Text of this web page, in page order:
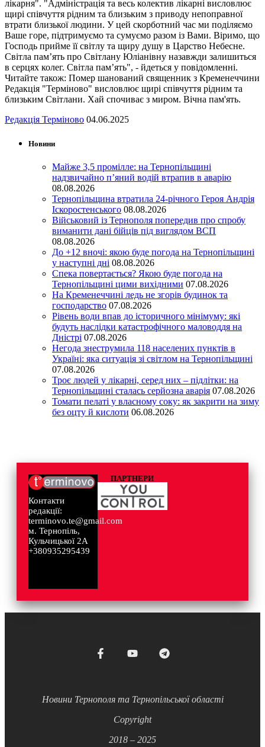
лікарня". "Адміністрація та весь колектив лікарні висловлює
щирі співчуття рідним та близьким з приводу непоправної
втрати близької людини. У цей скорботний час ми поділяємо
Ваше горе, підтримуємо та сумуємо разом із Вами. Віримо, що
Господь прийме її світлу та щиру душу в Царство Небесне.
Світла пам’ять про Світлану Юліанівну назавжди залишиться
в серцях колег. Світла пам’ять", - йдеться у повідомленні.
Читайте також: Помер шанований священник з Кременеччини
Редакція "Терміново" висловлює щирі співчуття рідним та
близьким Світлани. Хай спочиває з миром. Вічна пам'ять.
Редакція Терміново 04.06.2025
Новини
Майже 3,5 промілле: на Тернопільщині
надзвичайно п’яний водій втрапив в аварію
08.08.2026
Тернопільщина втратила 24-річного Героя Андрія
Іскоростенського 08.08.2026
Військовий із Тернополя попередив про спробу
виманити дані бійців під виглядом ВСП
08.08.2026
До +12 вночі: якою буде погода на Тернопільщині
у наступні дні 08.08.2026
Спека повертається? Якою буде погода на
Тернопільщині цими вихідними 07.08.2026
На Кременеччині ледь не згорів будинок та
господарство 07.08.2026
Рівень води впав до історичного мінімуму: які
будуть наслідки катастрофічного маловоддя на
Дністрі 07.08.2026
Негода знеструмила 118 населених пунктів в
Україні: яка ситуація зі світлом на Тернопільщині
07.08.2026
Троє людей у лікарні, серед них – підлітки: на
Тернопільщині сталась серйозна аварія 07.08.2026
Томати пелаті у власному соку: як закрити на зиму
без оцту й кислоти 06.08.2026
Контакти
редакції:
terminovo.te@gmail.com
м. Тернопіль,
Кульчицької 2А
+380935295439
ПАРТНЕРИ
Новини Тернополя та Тернопільської області
Copyright
2018 – 2025